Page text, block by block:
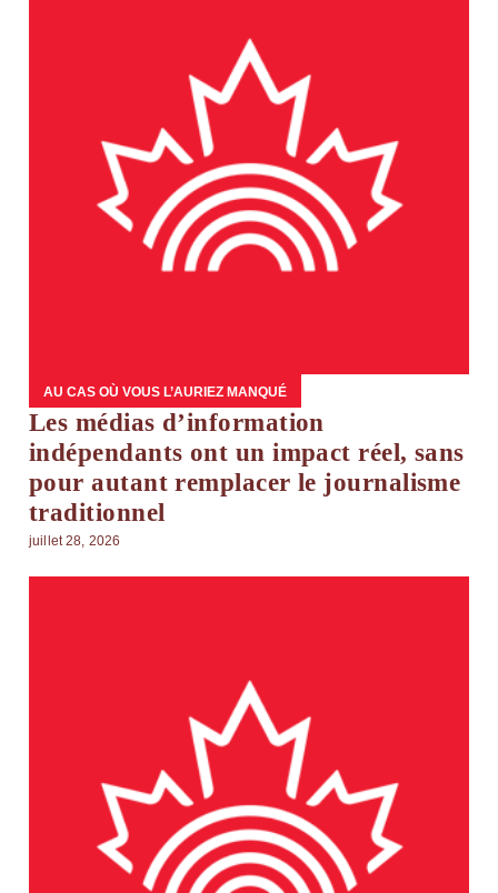
AU CAS OÙ VOUS L’AURIEZ MANQUÉ
Les médias d’information
indépendants ont un impact réel, sans
pour autant remplacer le journalisme
traditionnel
juillet 28, 2026